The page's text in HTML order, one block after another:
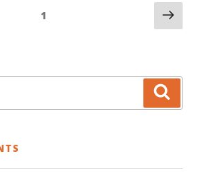
1 Page